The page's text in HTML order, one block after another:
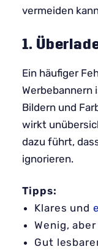
vermeiden
1.
Ein häufiger
Werbebannern
Bildern und
wirkt
dazu führt,
ignorieren.
Tipps:
Klares und
Wenig,
Gut